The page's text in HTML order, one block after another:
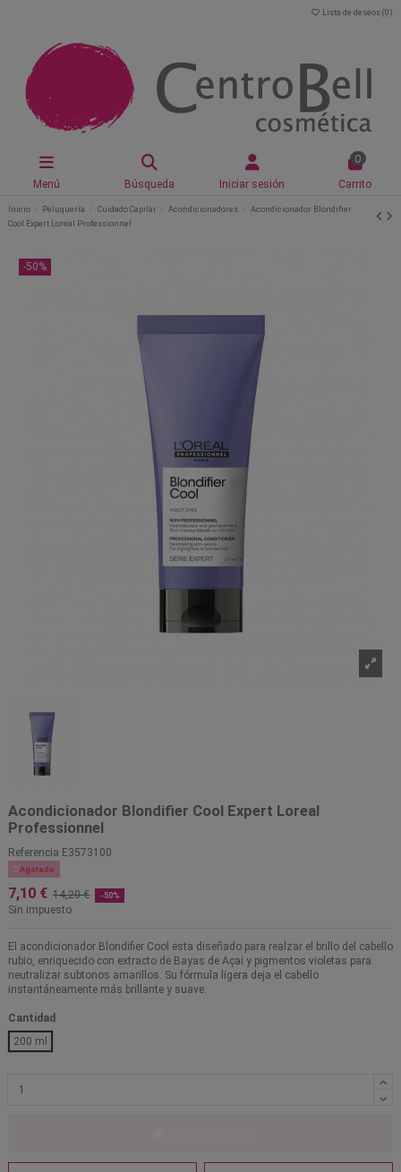
Lista de deseos (0 )
Menú Búsqueda Iniciar sesión
0
Carrito
Inicio Peluquería Cuidado Capilar Acondicionadores
Acondicionador Blondifier
Cool Expert Loreal Professionnel
-50%
Acondicionador Blondifier Cool Expert Loreal
Professionnel
Referencia E3573100
 Agotado
7,10 € 14,20 € -50%
Sin impuesto
El acondicionador Blondifier Cool esta diseñado para realzar el brillo del cabello
rubio, enriquecido con extracto de Bayas de Açai y pigmentos violetas para
neutralizar subtonos amarillos. Su fórmula ligera deja el cabello
instantáneamente más brillante y suave.
Cantidad
200 ml